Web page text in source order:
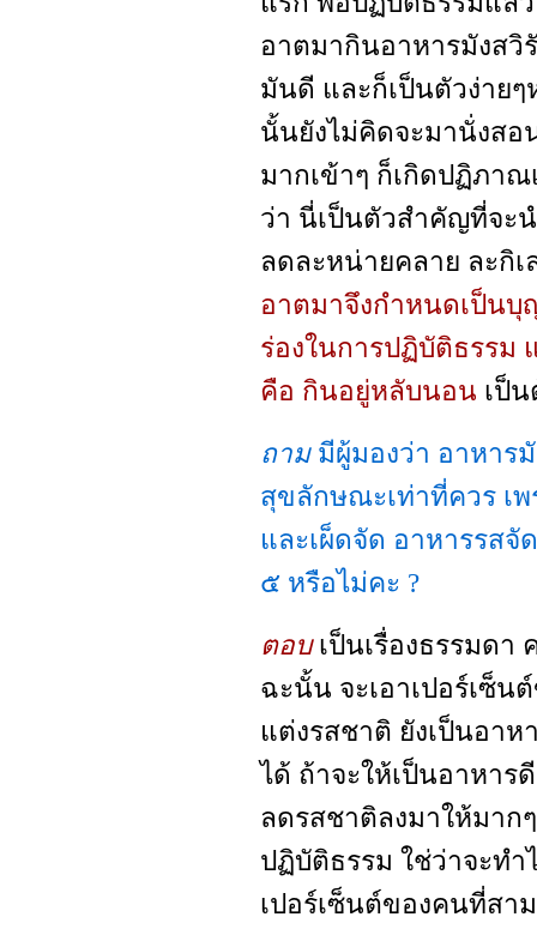
อาตมากินอาหารมังสวิ
มันดี และก็เป็นตัวง่าย
นั้นยังไม่คิดจะมานั่งสอ
มากเข้าๆ ก็เกิดปฏิภาณ
ว่า นี่เป็นตัวสำคัญที่จะ
ลดละหน่ายคลาย ละกิ
อาตมาจึงกำหนดเป็น
ร่องในการปฏิบัติธรรม
คือ กินอยู่หลับนอน เป็
ถาม มีผู้มองว่า อาหาร
สุขลักษณะเท่าที่ควร เ
และเผ็ดจัด อาหารรส
๕ หรือไม่คะ ?
ตอบเป็นเรื่องธรรมดา
ฉะนั้น จะเอาเปอร์เซ็น
แต่งรสชาติ ยังเป็นอา
ได้ ถ้าจะให้เป็นอาหาร
ลดรสชาติลงมาให้มา
ปฏิบัติธรรม ใช่ว่าจะท
เปอร์เซ็นต์ของคนที่สา